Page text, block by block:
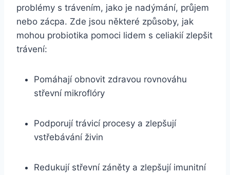
problémy s trávením, jako je nadýmání, průjem
nebo zácpa. Zde jsou některé způsoby, jak
mohou probiotika pomoci lidem s celiakií zlepšit
trávení:
Pomáhají obnovit zdravou rovnováhu
střevní mikroflóry
Podporují trávicí procesy a zlepšují
vstřebávání živin
Redukují střevní záněty a zlepšují imunitní